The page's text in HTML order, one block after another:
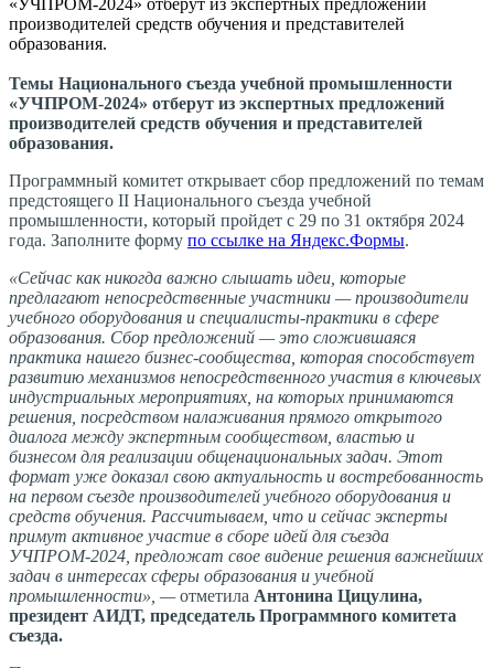
«УЧПРОМ-2024» отберут из экспертных предложений
производителей средств обучения и представителей
образования.
Темы Национального съезда учебной промышленности
«УЧПРОМ-2024» отберут из экспертных предложений
производителей средств обучения и представителей
образования.
Программный комитет открывает сбор предложений по темам
предстоящего II Национального съезда учебной
промышленности, который пройдет с 29 по 31 октября 2024
года. Заполните форму по ссылке на Яндекс.Формы.
«Сейчас как никогда важно слышать идеи, которые
предлагают непосредственные участники — производители
учебного оборудования и специалисты-практики в сфере
образования. Сбор предложений — это сложившаяся
практика нашего бизнес-сообщества, которая способствует
развитию механизмов непосредственного участия в ключевых
индустриальных мероприятиях, на которых принимаются
решения, посредством налаживания прямого открытого
диалога между экспертным сообществом, властью и
бизнесом для реализации общенациональных задач. Этот
формат уже доказал свою актуальность и востребованность
на первом съезде производителей учебного оборудования и
средств обучения. Рассчитываем, что и сейчас эксперты
примут активное участие в сборе идей для съезда
УЧПРОМ-2024, предложат свое видение решения важнейших
задач в интересах сферы образования и учебной
промышленности», —отметила Антонина Цицулина,
президент АИДТ, председатель Программного комитета
съезда.